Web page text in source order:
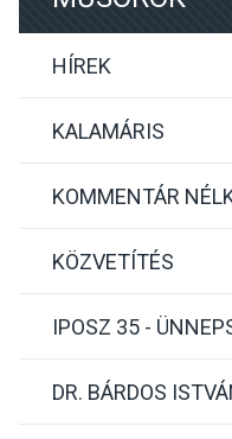
HÍREK
KALAMÁRIS
KOMMENTÁR
KÖZVETÍTÉS
IPOSZ 35 -
DR. BÁRDOS